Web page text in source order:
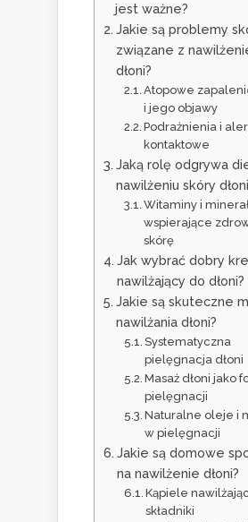
jest ważne?
Jakie są problemy
związane z
dłoni?
Atopowe
i jego objawy
Podrażnienia i
kontaktowe
Jaką rolę odgrywa
nawilżeniu skóry
Witaminy i
wspierające
skórę
Jak wybrać dobry
nawilżający do dłoni?
Jakie są skuteczne
nawilżania dłoni?
Systematyczna
pielęgnacja dłoni
Masaż dłoni jako
pielęgnacji
Naturalne oleje i
w pielęgnacji
Jakie są domowe
na nawilżenie dłoni?
Kąpiele
składniki